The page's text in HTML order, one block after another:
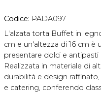
Codice: PADA097
L'alzata torta Buffet in
cm e un'altezza di 16 cm
presentare dolci e
Realizzata in materiale di
durabilità e design
e catering, conferendo